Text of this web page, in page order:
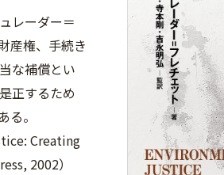
レーダー＝
産権、手続き
な補償とい
正するため
。
Creating
2002）